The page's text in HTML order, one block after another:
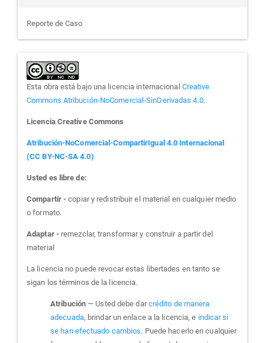
Reporte de Caso
Esta obra está bajo una licencia internacional Creative
Commons Atribución-NoComercial-SinDerivadas 4.0.
Licencia Creative Commons
Atribución-NoComercial-CompartirIgual 4.0 Internacional
(CC BY-NC-SA 4.0)
Usted es libre de:
Compartir -copiar y redistribuir el material en cualquier medio
o formato.
Adaptar -remezclar, transformar y construir a partir del
material
La licencia no puede revocar estas libertades en tanto se
sigan los términos de la licencia.
Atribución — Usted debe darcrédito de manera
adecuada, brindar un enlace a la licencia, e indicar si
se han efectuado cambios. Puede hacerlo en cualquier